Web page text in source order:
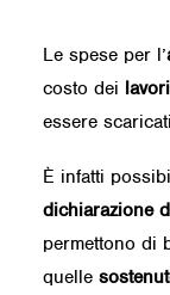
Le spese per l’
costo dei
essere
È infatti
dichiarazione
permettono di
quelle